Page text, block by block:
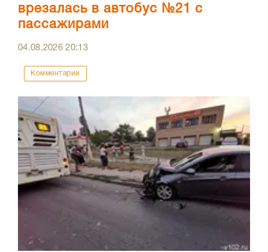
врезалась в автобус №21 с
пассажирами
04.08.202620:13
Комментарии